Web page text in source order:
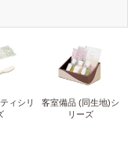
ィシリ
客室備品 (同生地)シ
リーズ